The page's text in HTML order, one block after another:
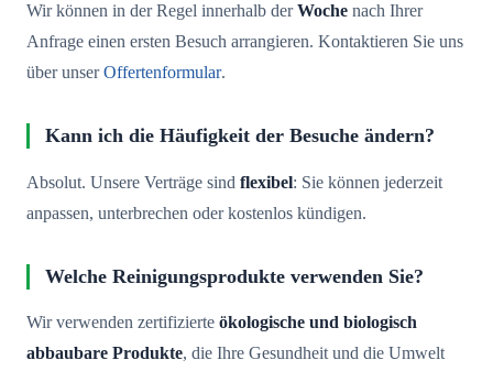
Wir können in der Regel innerhalb derWoche nach Ihrer
Anfrage einen ersten Besuch arrangieren. Kontaktieren Sie uns
über unserOffertenformular.
Kann ich die Häufigkeit der Besuche ändern?
Absolut. Unsere Verträge sind flexibel: Sie können jederzeit
anpassen, unterbrechen oder kostenlos kündigen.
Welche Reinigungsprodukte verwenden Sie?
Wir verwenden zertifizierte ökologische und biologisch
abbaubare Produkte, die Ihre Gesundheit und die Umwelt